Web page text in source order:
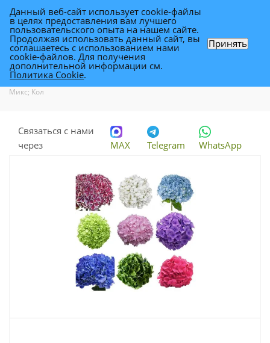
гидрангия Микс; Кол
Каталог - Каталог цветов в Уфе
Микс; Кол
Связаться с нами
через
MAX Telegram WhatsApp
Данный веб-сайт использует cookie-файлы
в целях предоставления вам лучшего
пользовательского опыта на нашем сайте.
Продолжая использовать данный сайт, вы
соглашаетесь с использованием нами
cookie-файлов. Для получения
дополнительной информации см.
Политика Cookie.
Принять